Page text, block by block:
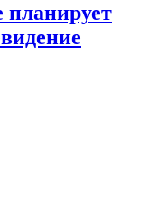
планирует